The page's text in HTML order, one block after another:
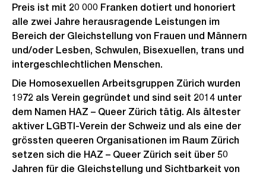
Preis ist mit 20 000 Franken dotiert und honoriert
alle zwei Jahre herausragende Leistungen im
Bereich der Gleichstellung von Frauen und Männern
und/oder Lesben, Schwulen, Bisexuellen, trans und
intergeschlechtlichen Menschen.
Die Homosexuellen Arbeitsgruppen Zürich wurden
1972 als Verein gegründet und sind seit 2014 unter
dem Namen HAZ – Queer Zürich tätig. Als ältester
aktiver LGBTI-Verein der Schweiz und als eine der
grössten queeren Organisationen im Raum Zürich
setzen sich die HAZ – Queer Zürich seit über 50
Jahren für die Gleichstellung und Sichtbarkeit von